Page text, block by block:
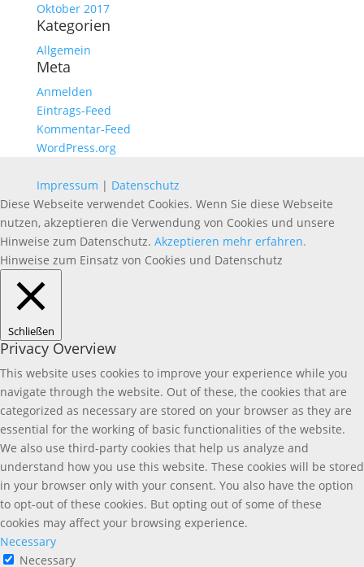
Oktober 2017
Kategorien
Allgemein
Meta
Anmelden
Eintrags-Feed
Kommentar-Feed
WordPress.org
Impressum | Datenschutz
Diese Webseite verwendet Cookies. Wenn Sie diese Webseite
nutzen, akzeptieren die Verwendung von Cookies und unsere
Hinweise zum Datenschutz. Akzeptieren mehr erfahren.
Hinweise zum Einsatz von Cookies und Datenschutz
Schließen
Privacy Overview
This website uses cookies to improve your experience while you
navigate through the website. Out of these, the cookies that are
categorized as necessary are stored on your browser as they are
essential for the working of basic functionalities of the website.
We also use third-party cookies that help us analyze and
understand how you use this website. These cookies will be stored
in your browser only with your consent. You also have the option
to opt-out of these cookies. But opting out of some of these
cookies may affect your browsing experience.
Necessary
Necessary